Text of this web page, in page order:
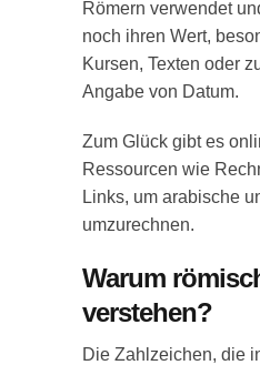
Römern verwendet
noch ihren Wert,
Kursen, Texten oder
Angabe von Datum.
Zum Glück gibt es
Ressourcen wie
Links, um arabische
umzurechnen.
Warum
verstehen?
Die Zahlzeichen, die